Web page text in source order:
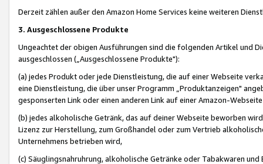
Derzeit zählen außer den Amazon Home Services keine weiteren
3. Ausgeschlossene Produkte
Ungeachtet der obigen Ausführungen sind die folgenden Artikel und
ausgeschlossen („Ausgeschlossene Produkte"):
(a) jedes Produkt oder jede Dienstleistung, die auf einer Webseite
eine Dienstleistung, die über unser Programm „Produktanzeigen"
gesponserten Link oder einen anderen Link auf einer Amazon-
(b) jedes alkoholische Getränk, das auf deiner Webseite beworben
Lizenz zur Herstellung, zum Großhandel oder zum Vertrieb
Unternehmens betrieben wird,
(c) Säuglingsnahruhrung, alkoholische Getränke oder Tabakwaren